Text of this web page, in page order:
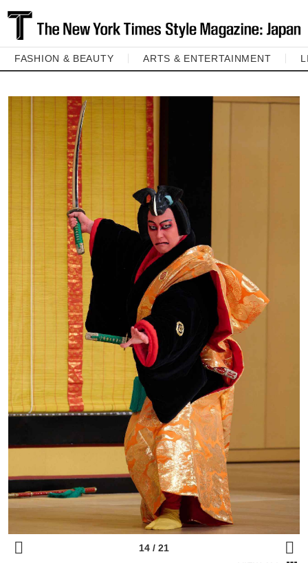
FASHION & BEAUTY ARTS & ENTERTAINMENT